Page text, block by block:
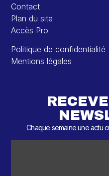
Contact
Plan du site
Accès Pro
Politique de confidentialité
Mentions légales
Chaque semaine une actu